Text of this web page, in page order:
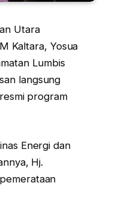
Utara
Kaltara, Yosua
Lumbis
langsung
program
Energi dan
Hj.